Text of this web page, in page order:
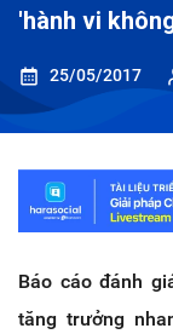
'hành vi
25/05/2017
Báo cáo đánh
tăng trưởng